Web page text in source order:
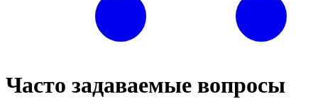
Часто задаваемые вопросы